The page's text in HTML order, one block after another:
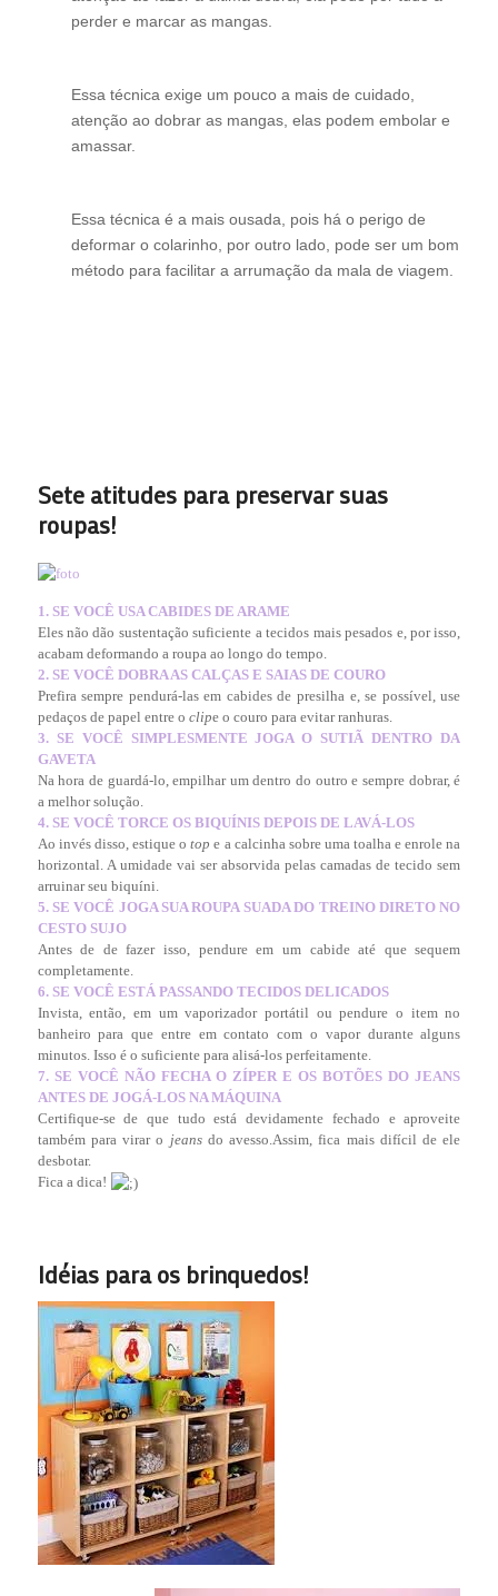
perder e marcar as mangas.
Essa técnica exige um pouco a mais de cuidado,
atenção ao dobrar as mangas, elas podem embolar e
amassar.
Essa técnica é a mais ousada, pois há o perigo de
deformar o colarinho, por outro lado, pode ser um bom
método para facilitar a arrumação da mala de viagem.
Sete atitudes para preservar suas
roupas!
1. SE VOCÊ USA CABIDES DE ARAME
Eles não dão sustentação suficiente a tecidos mais pesados e, por isso,
acabam deformando a roupa ao longo do tempo.
2. SE VOCÊ DOBRA AS CALÇAS E SAIAS DE COURO
Prefira sempre pendurá-las em cabides de presilha e, se possível, use
pedaços de papel entre o clipe o couro para evitar ranhuras.
3. SE VOCÊ SIMPLESMENTE JOGA O SUTIÃ DENTRO DA
GAVETA
Na hora de guardá-lo, empilhar um dentro do outro e sempre dobrar, é
a melhor solução.
4. SE VOCÊ TORCE OS BIQUÍNIS DEPOIS DE LAVÁ-LOS
Ao invés disso, estique otop e a calcinha sobre uma toalha e enrole na
horizontal. A umidade vai ser absorvida pelas camadas de tecido sem
arruinar seu biquíni.
5. SE VOCÊ JOGA SUA ROUPA SUADA DO TREINO DIRETO NO
CESTO SUJO
Antes de de fazer isso, pendure em um cabide até que sequem
completamente.
6. SE VOCÊ ESTÁ PASSANDO TECIDOS DELICADOS
Invista, então, em um vaporizador portátil ou pendure o item no
banheiro para que entre em contato com o vapor durante alguns
minutos. Isso é o suficiente para alisá-los perfeitamente.
7. SE VOCÊ NÃO FECHA O ZÍPER E OS BOTÕES DO JEANS
ANTES DE JOGÁ-LOS NA MÁQUINA
Certifique-se de que tudo está devidamente fechado e aproveite
também para virar o jeansdo avesso.Assim, fica mais difícil de ele
desbotar.
Fica a dica!
Idéias para os brinquedos!